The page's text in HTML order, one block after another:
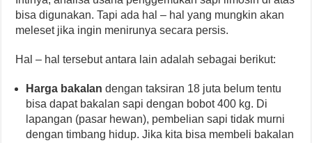
bisa digunakan. Tapi ada hal – hal yang mungkin akan
meleset jika ingin menirunya secara persis.
Hal – hal tersebut antara lain adalah sebagai berikut:
Harga bakalan dengan taksiran 18 juta belum tentu
bisa dapat bakalan sapi dengan bobot 400 kg. Di
lapangan (pasar hewan), pembelian sapi tidak murni
dengan timbang hidup. Jika kita bisa membeli bakalan